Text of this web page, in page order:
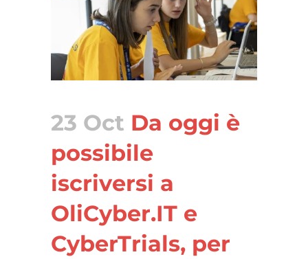
23 Oct Da oggi è
possibile
iscriversi a
OliCyber.IT e
CyberTrials, per